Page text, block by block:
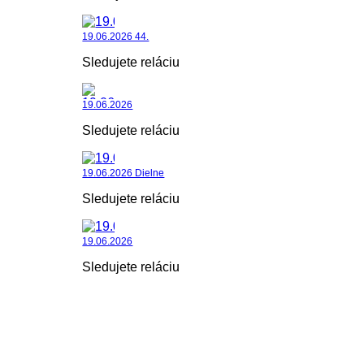
19.06.2026 44.
Sledujete reláciu
19.06.2026
Sledujete reláciu
19.06.2026 Dielne
Sledujete reláciu
19.06.2026
Sledujete reláciu